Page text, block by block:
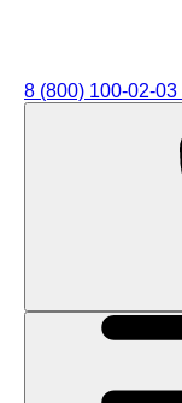
8 (800) 100-02-03